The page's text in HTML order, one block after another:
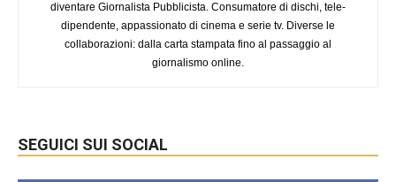
diventare Giornalista Pubblicista. Consumatore di dischi, tele-
dipendente, appassionato di cinema e serie tv. Diverse le
collaborazioni: dalla carta stampata fino al passaggio al
giornalismo online.
SEGUICI SUI SOCIAL